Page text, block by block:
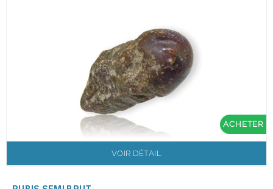
ACHETER
VOIR DÉTAIL